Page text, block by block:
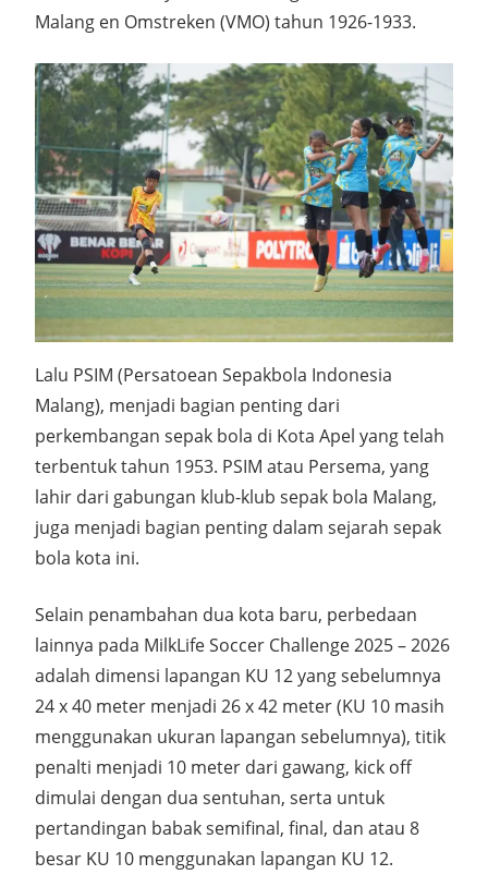
Malang en Omstreken (VMO) tahun 1926-1933.
Lalu PSIM (Persatoean Sepakbola Indonesia
Malang), menjadi bagian penting dari
perkembangan sepak bola di Kota Apel yang telah
terbentuk tahun 1953. PSIM atau Persema, yang
lahir dari gabungan klub-klub sepak bola Malang,
juga menjadi bagian penting dalam sejarah sepak
bola kota ini.
Selain penambahan dua kota baru, perbedaan
lainnya pada MilkLife Soccer Challenge 2025 – 2026
adalah dimensi lapangan KU 12 yang sebelumnya
24 x 40 meter menjadi 26 x 42 meter (KU 10 masih
menggunakan ukuran lapangan sebelumnya), titik
penalti menjadi 10 meter dari gawang, kick off
dimulai dengan dua sentuhan, serta untuk
pertandingan babak semifinal, final, dan atau 8
besar KU 10 menggunakan lapangan KU 12.